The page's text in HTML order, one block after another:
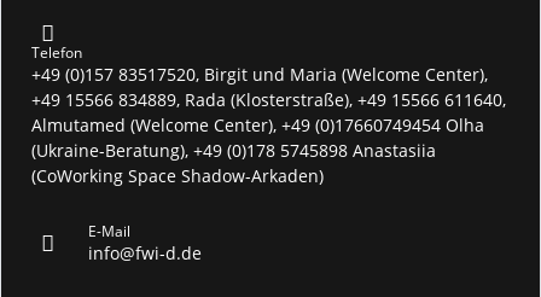
Telefon
+49 (0)157 83517520, Birgit und Maria (Welcome Center),
+49 15566 834889, Rada (Klosterstraße), +49 15566 611640,
Almutamed (Welcome Center), +49 (0)17660749454 Olha
(Ukraine-Beratung), +49 (0)178 5745898 Anastasiia
(CoWorking Space Shadow-Arkaden)
E-Mail
info@fwi-d.de